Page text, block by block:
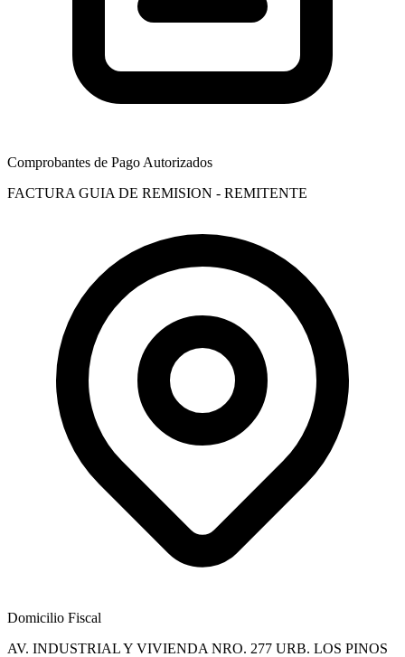
Comprobantes de Pago Autorizados
FACTURA GUIA DE REMISION - REMITENTE
Domicilio Fiscal
AV. INDUSTRIAL Y VIVIENDA NRO. 277 URB. LOS PINOS